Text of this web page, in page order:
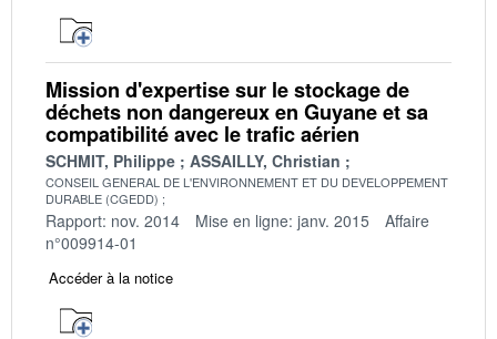
Mission d'expertise sur le stockage de
déchets non dangereux en Guyane et sa
compatibilité avec le trafic aérien
SCHMIT, Philippe ASSAILLY, Christian
CONSEIL GENERAL DE L'ENVIRONNEMENT ET DU DEVELOPPEMENT
DURABLE (CGEDD)
Rapport: nov. 2014 Mise en ligne: janv. 2015
Affaire
n°009914-01
Accéder à la notice